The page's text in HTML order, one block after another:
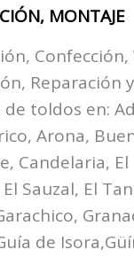
MONTAJE
Confección,
Reparación y
de toldos en:
Arona,
Candelaria, El
Sauzal, El
de